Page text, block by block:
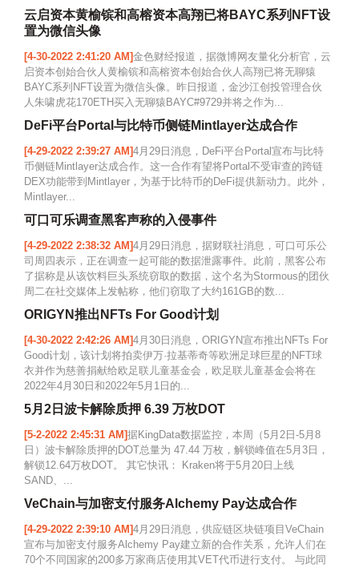
云启资本黄榆镔和高榕资本高翔已将BAYC系列NFT设
置为微信头像
[4-30-2022 2:41:20 AM]金色财经报道，据微博网友量化分析官，云
启资本创始合伙人黄榆镔和高榕资本创始合伙人高翔已将无聊猿
BAYC系列NFT设置为微信头像。昨日报道，金沙江创投管理合伙
人朱啸虎花170ETH买入无聊猿BAYC#9729并将之作为...
DeFi平台Portal与比特币侧链Mintlayer达成合作
[4-29-2022 2:39:27 AM]4月29日消息，DeFi平台Portal宣布与比特
币侧链Mintlayer达成合作。这一合作有望将Portal不受审查的跨链
DEX功能带到Mintlayer，为基于比特币的DeFi提供新动力。此外，
Mintlayer...
可口可乐调查黑客声称的入侵事件
[4-29-2022 2:38:32 AM]4月29日消息，据财联社消息，可口可乐公
司周四表示，正在调查一起可能的数据泄露事件。此前，黑客公布
了据称是从该饮料巨头系统窃取的数据，这个名为Stormous的团伙
周二在社交媒体上发帖称，他们窃取了大约161GB的数...
ORIGYN推出NFTs For Good计划
[4-30-2022 2:42:26 AM]4月30日消息，ORIGYN宣布推出NFTs For
Good计划，该计划将拍卖伊万·拉基蒂奇等欧洲足球巨星的NFT球
衣并作为慈善捐献给欧足联儿童基金会，欧足联儿童基金会将在
2022年4月30日和2022年5月1日的...
5月2日波卡解除质押 6.39 万枚DOT
[5-2-2022 2:45:31 AM]据KingData数据监控，本周（5月2日-5月8
日）波卡解除质押的DOT总量为 47.44 万枚，解锁峰值在5月3日，
解锁12.64万枚DOT。 其它快讯： Kraken将于5月20日上线
SAND、...
VeChain与加密支付服务Alchemy Pay达成合作
[4-29-2022 2:39:10 AM]4月29日消息，供应链区块链项目VeChain
宣布与加密支付服务Alchemy Pay建立新的合作关系，允许人们在
70个不同国家的200多万家商店使用其VET代币进行支付。 与此同